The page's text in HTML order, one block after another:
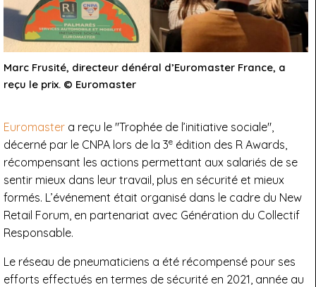
Marc Frusité, directeur dénéral d’Euromaster France, a
reçu le prix. © Euromaster
Euromaster a reçu le "Trophée de l’initiative sociale",
décerné par le CNPA lors de la 3e édition des R Awards,
récompensant les actions permettant aux salariés de se
sentir mieux dans leur travail, plus en sécurité et mieux
formés. L’événement était organisé dans le cadre du New
Retail Forum, en partenariat avec Génération du Collectif
Responsable.
Le réseau de pneumaticiens a été récompensé pour ses
efforts effectués en termes de sécurité en 2021, année au